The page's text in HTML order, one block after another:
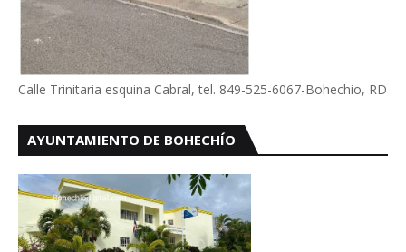
Calle Trinitaria esquina Cabral, tel. 849-525-6067-Bohechio, RD
AYUNTAMIENTO DE BOHECHÍO